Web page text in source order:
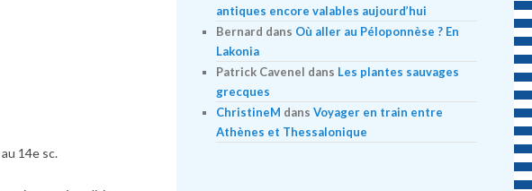
14e sc.
antiques encore valables aujourd’hui
Bernard dans Où aller au Péloponnèse ? En
Lakonia
Patrick Cavenel dans Les plantes sauvages
grecques
ChristineM dans Voyager en train entre
Athènes et Thessalonique